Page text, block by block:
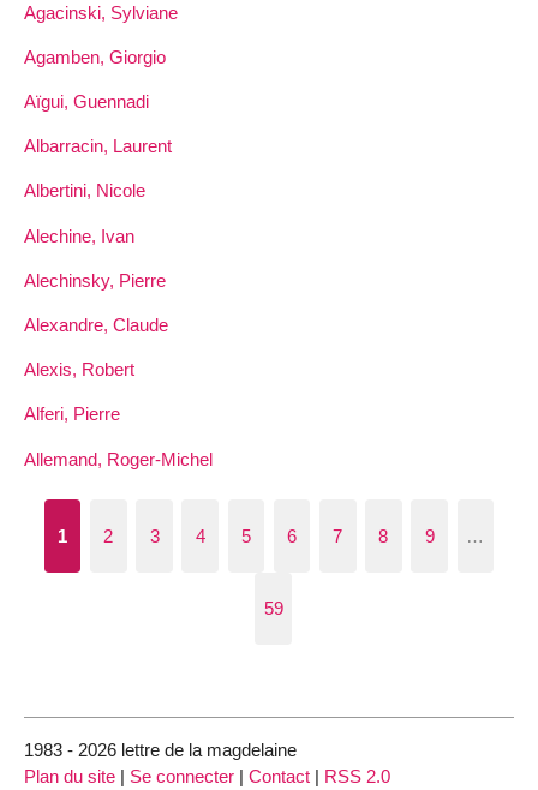
Agacinski, Sylviane
Agamben, Giorgio
Aïgui, Guennadi
Albarracin, Laurent
Albertini, Nicole
Alechine, Ivan
Alechinsky, Pierre
Alexandre, Claude
Alexis, Robert
Alferi, Pierre
Allemand, Roger-Michel
1 2 3 4 5 6 7 8 9 …
59
1983 - 2026 lettre de la magdelaine
Plan du site | Se connecter | Contact | RSS 2.0